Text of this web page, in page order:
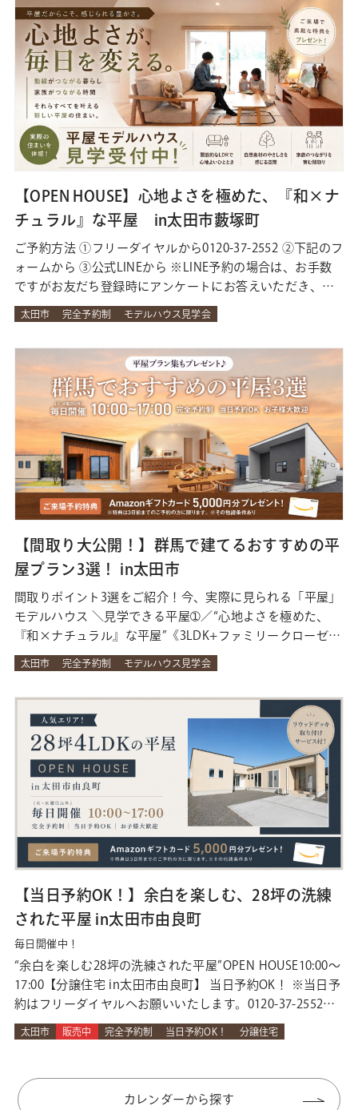
【…
【OPEN HOUSE】心地よさを極めた、『和×ナ
チュラル』な平屋 in太田市藪塚町
ご予約方法 ①フリーダイヤルから0120-37-2552 ②下記のフ
ォームから ③公式LINEから ※LINE予約の場合は、お手数
ですがお友だち登録時にアンケートにお答えいただき、下
部メニューの『予約』→『LINEで予約する』 からご予約
ください。 来場予約＋LINE登録でお得な特典！ 【イベント
Amaz…
太田市 完全予約制 モデルハウス見学会
【間取り大公開！】群馬で建てるおすすめの平
屋プラン3選！ in太田市
間取りポイント3選をご紹介！今、実際に見られる「平屋」
モデルハウス ＼見学できる平屋➀／“心地よさを極めた、
『和×ナチュラル』な平屋”《3LDK+ファミリークローゼッ
ト／30.49坪》 ★ココもあわせてチェック！ ●直線的でシ
ンプルなデザインの外観●光が差し込む明るいリビング●3
と小上がりベッドを採用した …
太田市 完全予約制 モデルハウス見学会
【当日予約OK！】余白を楽しむ、28坪の洗練
された平屋 in太田市由良町
毎日開催中！
“余白を楽しむ28坪の洗練された平屋”OPEN HOUSE10:00～
17:00【分譲住宅 in太田市由良町】 当日予約OK！ ※当日予
約はフリーダイヤルへお願いいたします。0120-37-2552↑
タップでかかります。※当日予約はご希望の２時間前まで
にご連絡をお願いいたします。なお、ご案内できるスタッ
ござ…
太田市 販売中 完全予約制 当日予約OK！ 分譲住宅
カレンダーから探す